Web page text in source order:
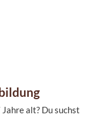
alt? Du suchst